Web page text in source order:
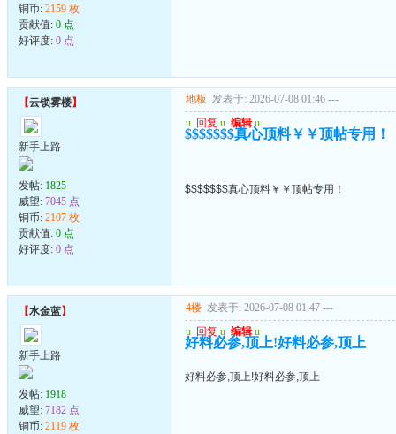
铜币: 2159 枚
贡献值: 0 点
好评度: 0 点
【云锁雾楼】
新手上路
发帖: 1825
威望: 7045 点
铜币: 2107 枚
贡献值: 0 点
好评度: 0 点
地板 发表于: 2026-07-08 01:46 ---
u 回复 u 编辑 u
$$$$$$$真心顶料￥￥顶帖专用！
$$$$$$$真心顶料￥￥顶帖专用！
【水金蓝】
新手上路
发帖: 1918
威望: 7182 点
铜币: 2119 枚
4楼 发表于: 2026-07-08 01:47 ---
u 回复 u 编辑 u
好料必参,顶上!好料必参,顶上
好料必参,顶上!好料必参,顶上